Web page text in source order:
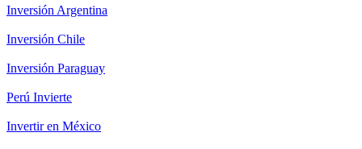
Inversión Argentina
Inversión Chile
Inversión Paraguay
Perú Invierte
Invertir en México